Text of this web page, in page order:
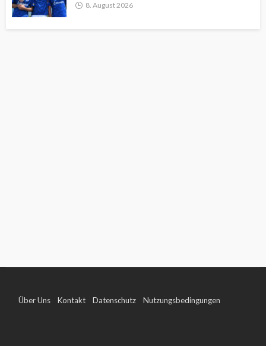
8. August 2026
Über Uns Kontakt Datenschutz Nutzungsbedingungen